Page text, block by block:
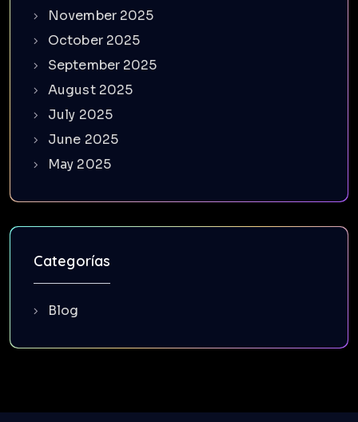
November 2025
October 2025
September 2025
August 2025
July 2025
June 2025
May 2025
Categorías
Blog